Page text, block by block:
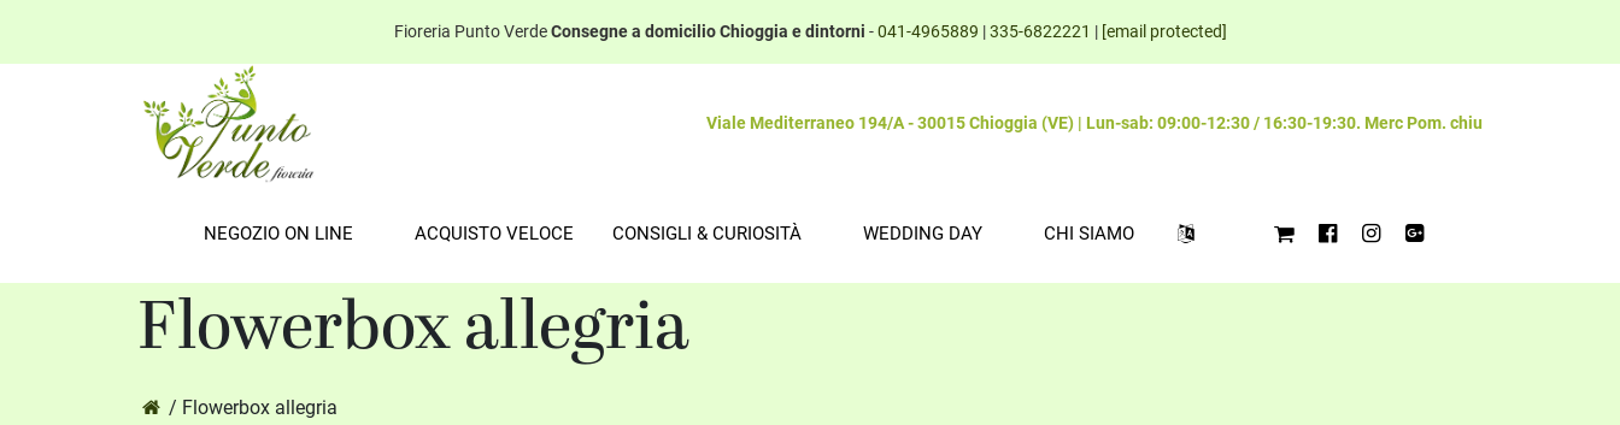
Fioreria Punto VerdeConsegne a domicilio Chioggia e dintorni -041-4965889 |335-6822221 | [email protected]
Viale Mediterraneo 194/A - 30015 Chioggia (VE) | Lun-sab: 09:00-12:30 / 16:30-19:30. Merc Pom. chiu
NEGOZIO ON LINE ACQUISTO VELOCE CONSIGLI & CURIOSITÀ WEDDING DAY CHI SIAMO
Flowerbox allegria
/ Flowerbox allegria